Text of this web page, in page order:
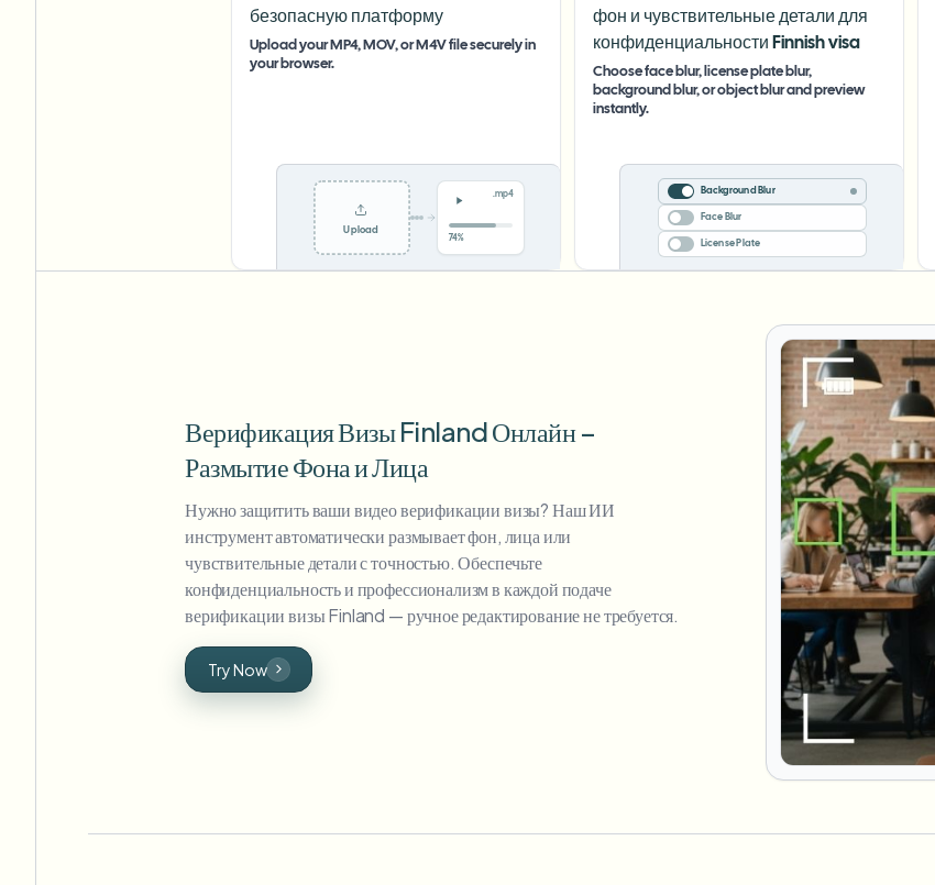
безопасную платформу
Upload your MP4, MOV, or M4V file securely in
your browser.
Upload
0%
.mp4
фон и чувствительные детали для
конфиденциальности Finnish visa
Choose face blur, license plate blur,
background blur, or object blur and preview
instantly.
Background Blur
Face Blur
License Plate
Верификация Визы Finland Онлайн –
Размытие Фона и Лица
Нужно защитить ваши видео верификации визы? Наш ИИ
инструмент автоматически размывает фон, лица или
чувствительные детали с точностью. Обеспечьте
конфиденциальность и профессионализм в каждой подаче
верификации визы Finland — ручное редактирование не требуется.
Try Now